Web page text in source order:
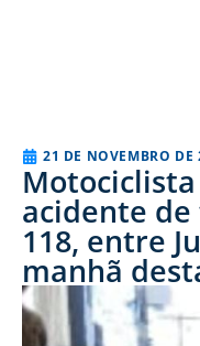
21 DE NOVEMBRO DE
acidente
118, entre
manhã